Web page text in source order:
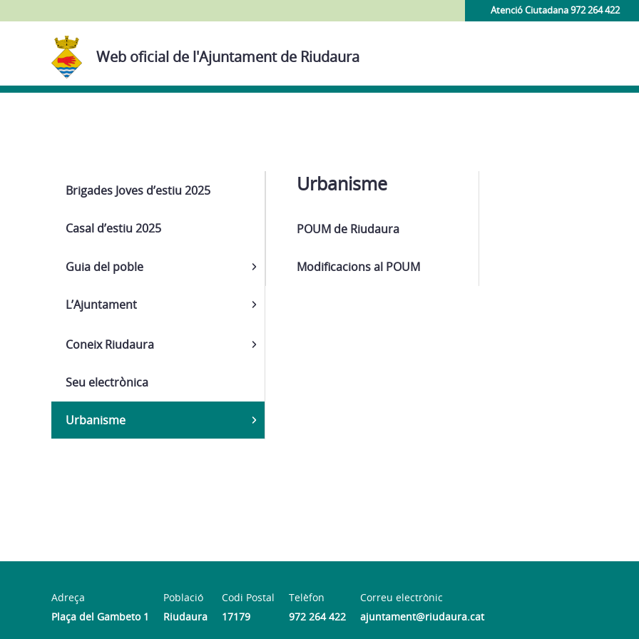
Atenció Ciutadana 972 264 422
Web oficial de l'Ajuntament de Riudaura
Navega
Brigades Joves d’estiu 2025
Casal d’estiu 2025
Guia del poble
L’Ajuntament
Coneix Riudaura
Seu electrònica
Urbanisme
Urbanisme
POUM de Riudaura
Modificacions al POUM
Adreça
Plaça del Gambeto 1
Població
Riudaura
Codi Postal
17179
Telèfon
972 264 422
Correu electrònic
ajuntament@riudaura.cat